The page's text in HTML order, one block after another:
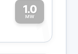
1.0
MW1